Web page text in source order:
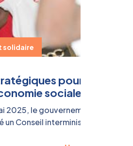
solidaire
pour
sociale et
2025, le gouvernement du
un Conseil interministériel